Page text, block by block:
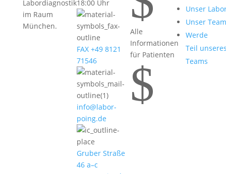
Labordiagnostik
im Raum
München.
18:00 Uhr
FAX +49 8121
71546
info@labor-
poing.de
Gruber Straße
46 a–c
Alle
Informationen
für Patienten
$
Unser
Unser Team
Werde
Teil
Teams